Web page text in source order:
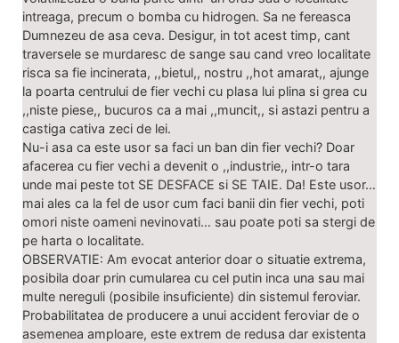
intreaga, precum o bomba cu hidrogen. Sa ne fereasca
Dumnezeu de asa ceva. Desigur, in tot acest timp, cant
traversele se murdaresc de sange sau cand vreo localitate
risca sa fie incinerata, ,,bietul,, nostru ,,hot amarat,, ajunge
la poarta centrului de fier vechi cu plasa lui plina si grea cu
,,niste piese,, bucuros ca a mai ,,muncit,, si astazi pentru a
castiga cativa zeci de lei.
Nu-i asa ca este usor sa faci un ban din fier vechi? Doar
afacerea cu fier vechi a devenit o ,,industrie,, intr-o tara
unde mai peste tot SE DESFACE si SE TAIE. Da! Este usor…
mai ales ca la fel de usor cum faci banii din fier vechi, poti
omori niste oameni nevinovati… sau poate poti sa stergi de
pe harta o localitate.
OBSERVATIE: Am evocat anterior doar o situatie extrema,
posibila doar prin cumularea cu cel putin inca una sau mai
multe nereguli (posibile insuficiente) din sistemul feroviar.
Probabilitatea de producere a unui accident feroviar de o
asemenea amploare, este extrem de redusa dar existenta